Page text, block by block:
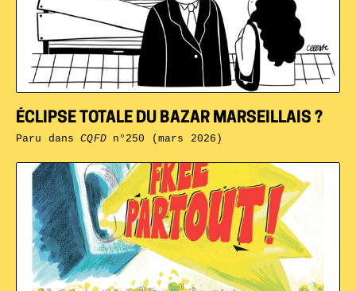
ÉCLIPSE TOTALE DU BAZAR MARSEILLAIS ?
Paru dansCQFDn°250 (mars 2026)